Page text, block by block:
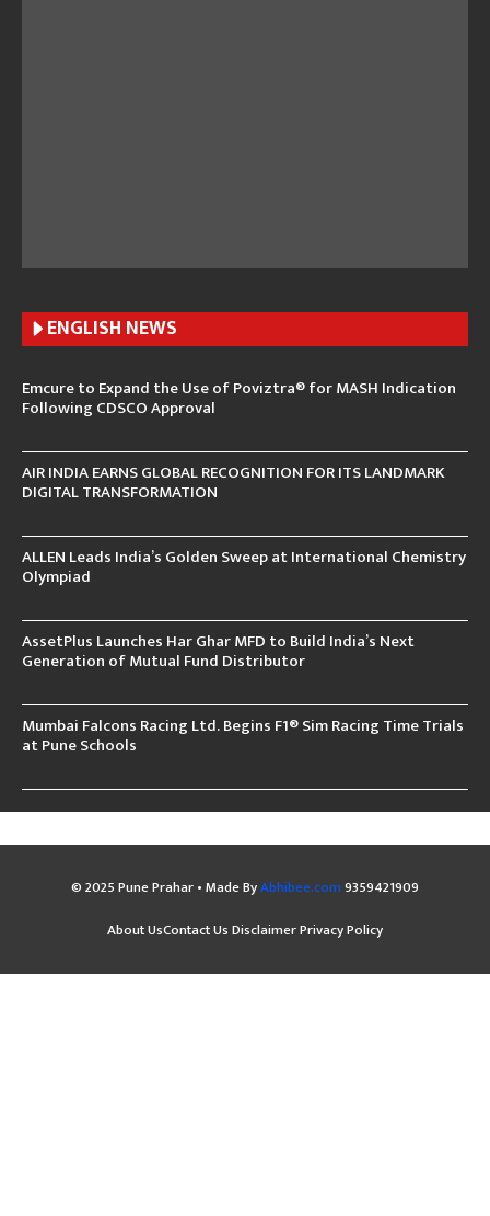
ENGLISH NEWS
Emcure to Expand the Use of Poviztra® for MASH Indication
Following CDSCO Approval
AIR INDIA EARNS GLOBAL RECOGNITION FOR ITS LANDMARK
DIGITAL TRANSFORMATION
ALLEN Leads India’s Golden Sweep at International Chemistry
Olympiad
AssetPlus Launches Har Ghar MFD to Build India’s Next
Generation of Mutual Fund Distributor
Mumbai Falcons Racing Ltd. Begins F1® Sim Racing Time Trials
at Pune Schools
© 2025 Pune Prahar • Made ByAbhibee.com9359421909
About UsContact UsDisclaimerPrivacy Policy